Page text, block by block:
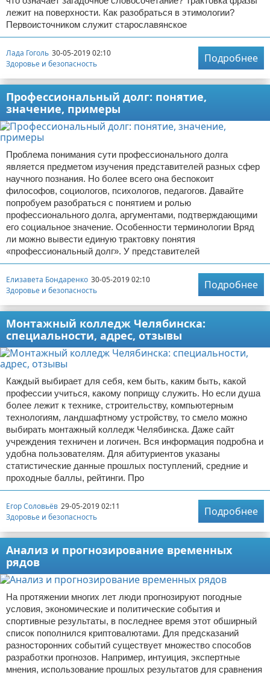
лежит на поверхности. Как разобраться в этимологии?
Первоисточником служит старославянское
Лада Гоголь 30-05-2019 02:10
Здоровье и безопасность
Подробнее
Профессиональный долг: понятие,
значение, примеры
Проблема понимания сути профессионального долга
является предметом изучения представителей разных сфер
научного познания. Но более всего она беспокоит
философов, социологов, психологов, педагогов. Давайте
попробуем разобраться с понятием и ролью
профессионального долга, аргументами, подтверждающими
его социальное значение. Особенности терминологии Вряд
ли можно вывести единую трактовку понятия
«профессиональный долг». У представителей
Елизавета Бондаренко 30-05-2019 02:10
Здоровье и безопасность
Подробнее
Монтажный колледж Челябинска:
специальности, адрес, отзывы
Каждый выбирает для себя, кем быть, каким быть, какой
профессии учиться, какому поприщу служить. Но если душа
более лежит к технике, строительству, компьютерным
технологиям, ландшафтному устройству, то смело можно
выбирать монтажный колледж Челябинска. Даже сайт
учреждения техничен и логичен. Вся информация подробна и
удобна пользователям. Для абитуриентов указаны
статистические данные прошлых поступлений, средние и
проходные баллы, рейтинги. Про
Егор Соловьёв 29-05-2019 02:11
Здоровье и безопасность
Подробнее
Анализ и прогнозирование временных
рядов
На протяжении многих лет люди прогнозируют погодные
условия, экономические и политические события и
спортивные результаты, в последнее время этот обширный
список пополнился криптовалютами. Для предсказаний
разносторонних событий существует множество способов
разработки прогнозов. Например, интуиция, экспертные
мнения, использование прошлых результатов для сравнения